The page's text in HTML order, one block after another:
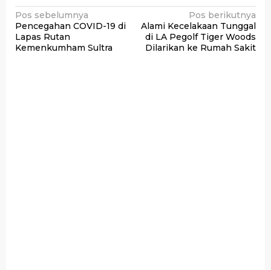
Navigasi
pos
Pos sebelumnya
Pencegahan COVID-19 di
Lapas Rutan
Kemenkumham Sultra
Pos berikutnya
Alami Kecelakaan Tunggal
di LA Pegolf Tiger Woods
Dilarikan ke Rumah Sakit